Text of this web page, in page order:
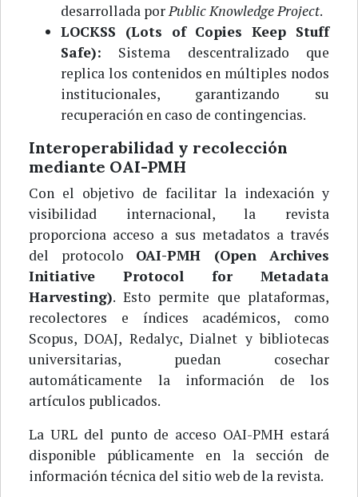
desarrollada porPublic Knowledge Project.
LOCKSS (Lots of Copies Keep Stuff
Safe): Sistema descentralizado que
replica los contenidos en múltiples nodos
institucionales, garantizando su
recuperación en caso de contingencias.
Interoperabilidad y recolección
mediante OAI-PMH
Con el objetivo de facilitar la indexación y
visibilidad internacional, la revista
proporciona acceso a sus metadatos a través
del protocolo OAI-PMH (Open Archives
Initiative Protocol for Metadata
Harvesting). Esto permite que plataformas,
recolectores e índices académicos, como
Scopus, DOAJ, Redalyc, Dialnet y bibliotecas
universitarias, puedan cosechar
automáticamente la información de los
artículos publicados.
La URL del punto de acceso OAI-PMH estará
disponible públicamente en la sección de
información técnica del sitio web de la revista.